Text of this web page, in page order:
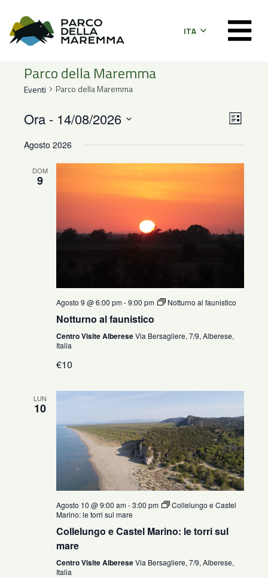
ITA
Parco della Maremma
Eventi Parco della Maremma
Viste
Lista
Ora - 14/08/2026
la
Agosto 2026
DOM
9
Agosto 9 @ 6:00 pm-9:00 pm Notturno al faunistico
Notturno al faunistico
Centro Visite AlbereseVia Bersagliere, 7/9, Alberese,
Italia
€10
LUN
10
Agosto 10 @ 9:00 am-3:00 pm
Collelungo e Castel
Marino: le torri sul mare
Collelungo e Castel Marino: le torri sul
mare
Centro Visite AlbereseVia Bersagliere, 7/9, Alberese,
Italia